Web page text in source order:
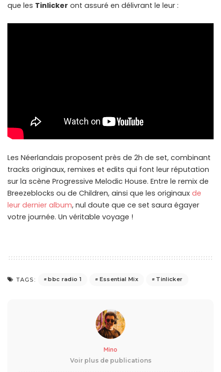
que les Tinlicker ont assuré en délivrant le leur :
Les Néerlandais proposent près de 2h de set, combinant
tracks originaux, remixes et edits qui font leur réputation
sur la scène Progressive Melodic House. Entre le remix de
Breezeblocks ou de Children, ainsi que les originaux de
leur dernier album, nul doute que ce set saura égayer
votre journée. Un véritable voyage !
TAGS: bbc radio 1 Essential Mix Tinlicker
Mino
Voir plus de publications